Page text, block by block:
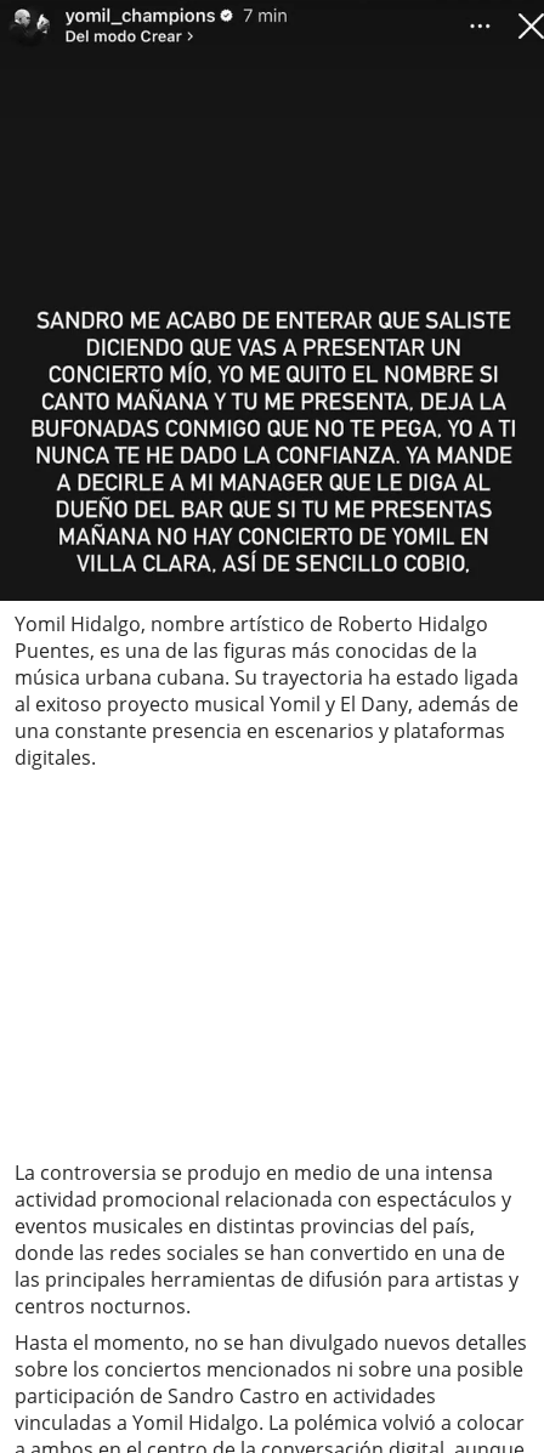
Yomil Hidalgo, nombre artístico de Roberto Hidalgo
Puentes, es una de las figuras más conocidas de la
música urbana cubana. Su trayectoria ha estado ligada
al exitoso proyecto musical Yomil y El Dany, además de
una constante presencia en escenarios y plataformas
digitales.
La controversia se produjo en medio de una intensa
actividad promocional relacionada con espectáculos y
eventos musicales en distintas provincias del país,
donde las redes sociales se han convertido en una de
las principales herramientas de difusión para artistas y
centros nocturnos.
Hasta el momento, no se han divulgado nuevos detalles
sobre los conciertos mencionados ni sobre una posible
participación de Sandro Castro en actividades
vinculadas a Yomil Hidalgo. La polémica volvió a colocar